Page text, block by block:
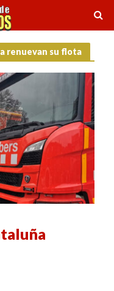
renuevan su flota